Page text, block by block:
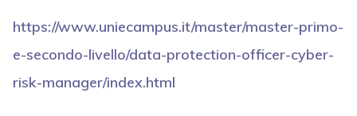
https://www.uniecampus.it/master/master-primo-
e-secondo-livello/data-protection-officer-cyber-
risk-manager/index.html